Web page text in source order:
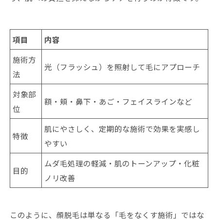
項目
内容
施術方
法
光（フラッシュ）を照射して毛にアプローチ
対象部
位
額・頬・鼻下・あご・フェイスラインなど
特徴
肌にやさしく、定期的な施術で効果を実感し
やすい
目的
ムダ毛処理の軽減・肌のトーンアップ・化粧
ノリ改善
このように、顔脱毛は単なる「毛をなくす施術」ではな